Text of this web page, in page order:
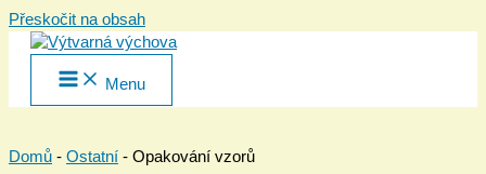
Přeskočit na obsah
Menu
Domů - Ostatní - Opakování vzorů